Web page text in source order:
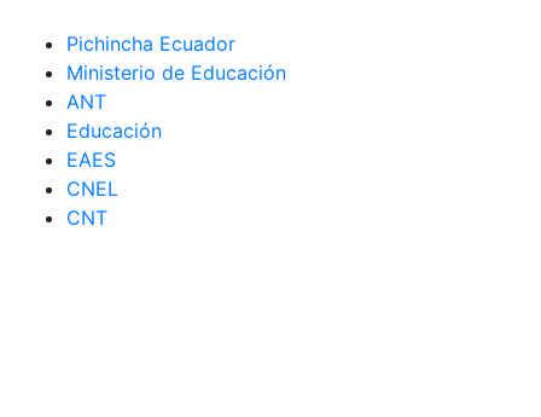
Pichincha Ecuador
Ministerio de Educación
ANT
Educación
EAES
CNEL
CNT